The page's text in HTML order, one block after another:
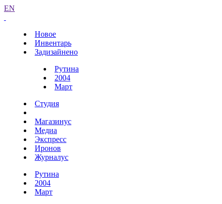
EN
Новое
Инвентарь
Задизайнено
Рутина
2004
Март
Студия
Магазинус
Медиа
Экспресс
Иронов
Журналус
Рутина
2004
Март